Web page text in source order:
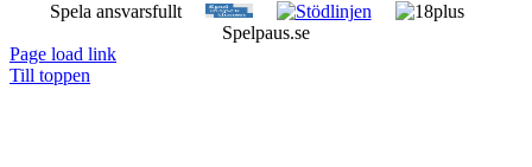
Spela ansvarsfullt
Spelpaus.se
Page load link
Till toppen